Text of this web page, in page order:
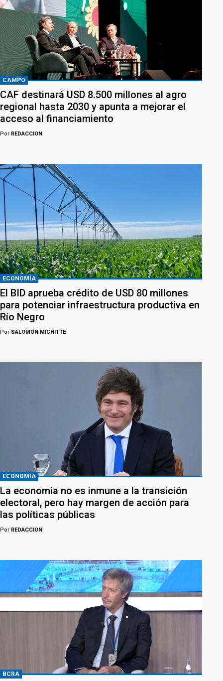
CAMPO
CAF destinará USD 8.500 millones al agro
regional hasta 2030 y apunta a mejorar el
acceso al financiamiento
Por REDACCION
ECONOMÍA
El BID aprueba crédito de USD 80 millones
para potenciar infraestructura productiva en
Río Negro
Por SALOMÓN MICHITTE
ECONOMÍA
La economía no es inmune a la transición
electoral, pero hay margen de acción para
las políticas públicas
Por REDACCION
BCRA